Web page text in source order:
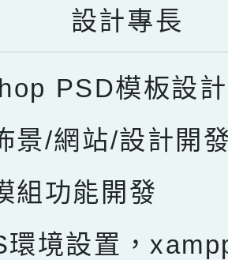
設計專長
PSD模板設計
景/網站/設計開
組功能開發
環境設置，